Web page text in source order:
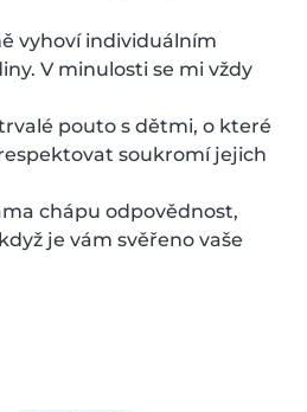
vyhoví individuálním
V minulosti se mi vždy
pouto s dětmi, o které
soukromí jejich
chápu odpovědnost,
je vám svěřeno vaše